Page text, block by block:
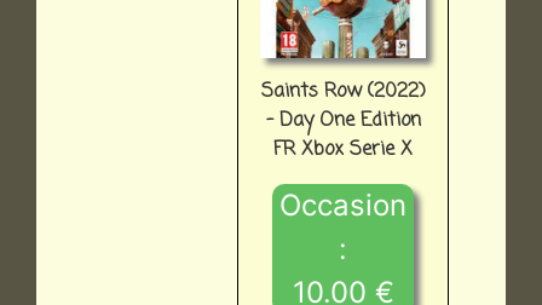
Saints Row (2022)
- Day One Edition
FR Xbox Serie X
Occasion
:
10.00 €